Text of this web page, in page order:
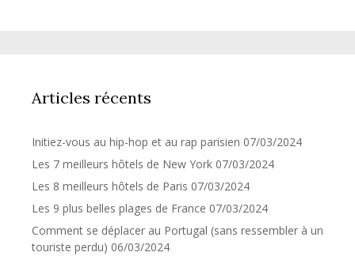
Articles récents
Initiez-vous au hip-hop et au rap parisien 07/03/2024
Les 7 meilleurs hôtels de New York 07/03/2024
Les 8 meilleurs hôtels de Paris 07/03/2024
Les 9 plus belles plages de France 07/03/2024
Comment se déplacer au Portugal (sans ressembler à un
touriste perdu) 06/03/2024